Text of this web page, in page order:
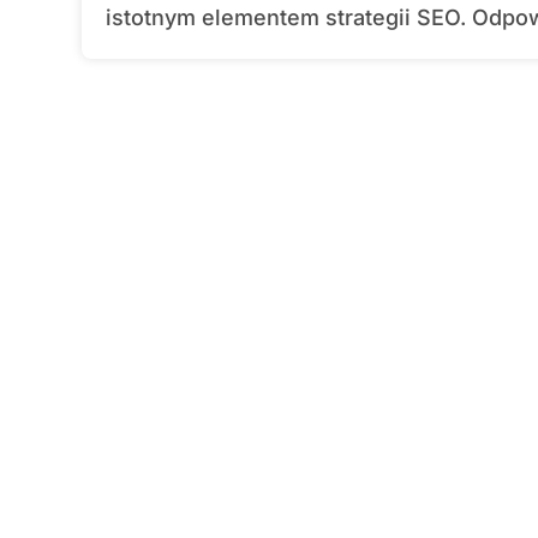
istotnym elementem strategii SEO.